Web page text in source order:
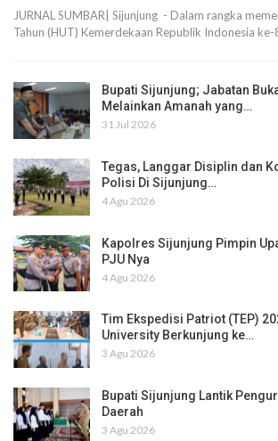
JURNAL SUMBAR| Sijunjung - Dalam rangka
Tahun (HUT) Kemerdekaan Republik Indonesia
Bupati Sijunjung; Jabatan
Melainkan Amanah yang…
31 Jul 2026
Tegas, Langgar Disiplin dan
Polisi Di Sijunjung…
4 Agu 2026
Kapolres Sijunjung Pimpin
PJU Nya
4 Agu 2026
Tim Ekspedisi Patriot (TEP)
University Berkunjung ke…
3 Agu 2026
Bupati Sijunjung Lantik
Daerah
3 Agu 2026